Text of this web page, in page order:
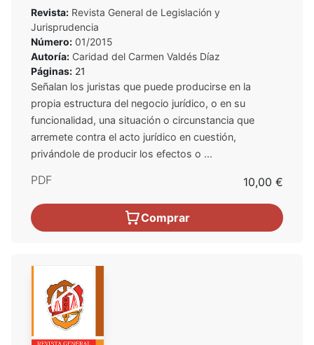
Revista: Revista General de Legislación y
Jurisprudencia
Número: 01/2015
Autoría: Caridad del Carmen Valdés Díaz
Páginas: 21
Señalan los juristas que puede producirse en la
propia estructura del negocio jurídico, o en su
funcionalidad, una situación o circunstancia que
arremete contra el acto jurídico en cuestión,
privándole de producir los efectos o ...
PDF 10,00 €
Comprar